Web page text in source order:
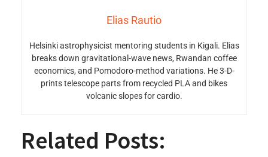
Elias Rautio
Helsinki astrophysicist mentoring students in Kigali. Elias
breaks down gravitational-wave news, Rwandan coffee
economics, and Pomodoro-method variations. He 3-D-
prints telescope parts from recycled PLA and bikes
volcanic slopes for cardio.
Related Posts: